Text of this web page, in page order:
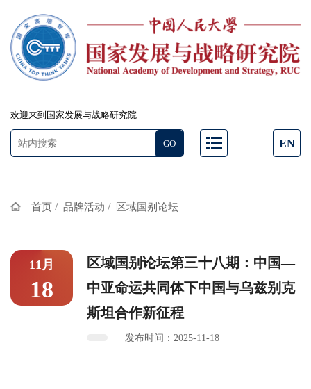
欢迎来到国家发展与战略研究院
EN
首页 / 品牌活动 / 区域国别论坛
11月
18
区域国别论坛第三十八期：中国—
中亚命运共同体下中国与乌兹别克
斯坦合作新征程
发布时间：2025-11-18